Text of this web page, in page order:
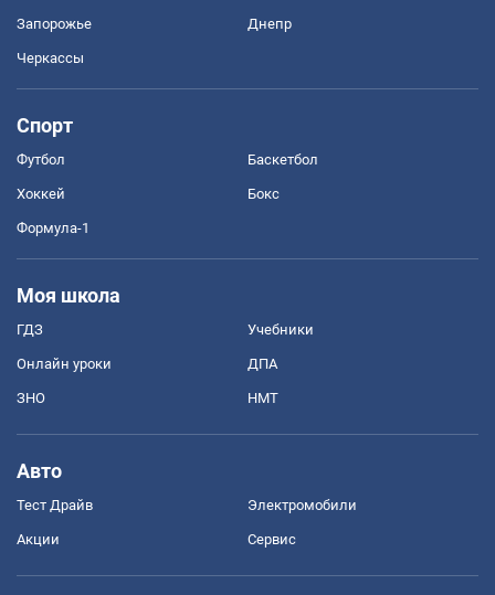
Запорожье Днепр
Черкассы
Спорт
Футбол Баскетбол
Хоккей Бокс
Формула-1
Моя школа
ГДЗ Учебники
Онлайн уроки ДПА
ЗНО НМТ
Авто
Тест Драйв Электромобили
Акции Сервис